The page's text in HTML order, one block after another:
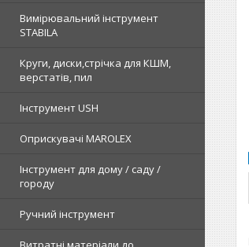
Вимірювальний інструмент
STABILA
Круги, диски,стрічка для КШМ,
верстатів, пил
Інструмент USH
Оприскувачі MAROLEX
Інструмент для дому / саду /
городу
Ручний інструмент